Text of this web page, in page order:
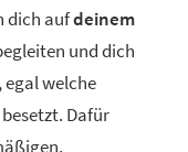
dich aufdeinem
und dich
welche
Dafür